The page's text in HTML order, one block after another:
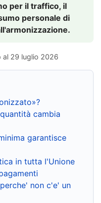
per il traffico, il
personale di
al 29 luglio 2026
cambia
garantisce
in tutta l'Unione
non c'e' un